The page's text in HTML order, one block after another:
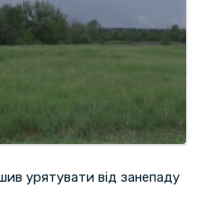
урятувати від занепаду